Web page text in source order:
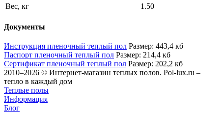
Вес, кг
1.50
Документы
Инструкция пленочный теплый пол Размер: 443,4 кб
Паспорт пленочный теплый пол Размер: 214,4 кб
Сертификат пленочный теплый пол Размер: 202,2 кб
2010–2026 © Интернет-магазин теплых полов. Pol-lux.ru –
тепло в каждый дом
Теплые полы
Информация
Блог